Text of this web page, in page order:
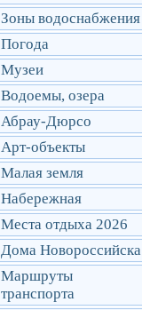
Зоны водоснабжения
Погода
Музеи
Водоемы, озера
Абрау-Дюрсо
Арт-объекты
Малая земля
Набережная
Места отдыха 2026
Дома Новороссийска
Маршруты
транcпорта